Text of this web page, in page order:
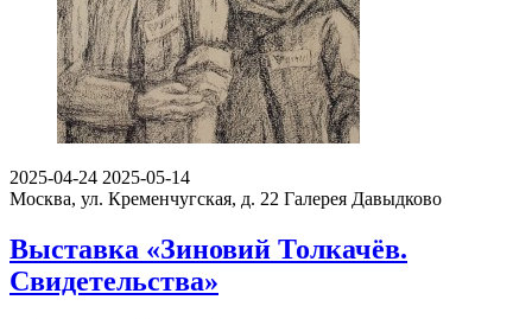
2025-04-24 2025-05-14
Москва, ул. Кременчугская, д. 22 Галерея Давыдково
Выставка «Зиновий Толкачёв.
Свидетельства»